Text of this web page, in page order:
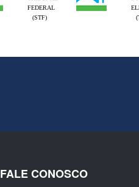
FEDERAL
(STF)
FALE CONOSCO